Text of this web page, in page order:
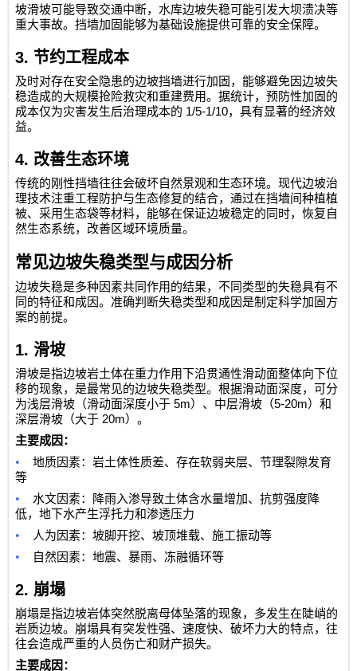
坡滑坡可能导致交通中断，水库边坡失稳可能引发大坝溃决等
重大事故。挡墙加固能够为基础设施提供可靠的安全保障。
3. 节约工程成本
及时对存在安全隐患的边坡挡墙进行加固，能够避免因边坡失
稳造成的大规模抢险救灾和重建费用。据统计，预防性加固的
成本仅为灾害发生后治理成本的 1/5-1/10，具有显著的经济效
益。
4. 改善生态环境
传统的刚性挡墙往往会破坏自然景观和生态环境。现代边坡治
理技术注重工程防护与生态修复的结合，通过在挡墙间种植植
被、采用生态袋等材料，能够在保证边坡稳定的同时，恢复自
然生态系统，改善区域环境质量。
常见边坡失稳类型与成因分析
边坡失稳是多种因素共同作用的结果，不同类型的失稳具有不
同的特征和成因。准确判断失稳类型和成因是制定科学加固方
案的前提。
1.滑坡
滑坡是指边坡岩土体在重力作用下沿贯通性滑动面整体向下位
移的现象，是最常见的边坡失稳类型。根据滑动面深度，可分
为浅层滑坡（滑动面深度小于 5m）、中层滑坡（5-20m）和
深层滑坡（大于 20m）。
主要成因：
•
地质因素：岩土体性质差、存在软弱夹层、节理裂隙发育
等
•
水文因素：降雨入渗导致土体含水量增加、抗剪强度降
低，地下水产生浮托力和渗透压力
• 人为因素：坡脚开挖、坡顶堆载、施工振动等
• 自然因素：地震、暴雨、冻融循环等
2.崩塌
崩塌是指边坡岩体突然脱离母体坠落的现象，多发生在陡峭的
岩质边坡。崩塌具有突发性强、速度快、破坏力大的特点，往
往会造成严重的人员伤亡和财产损失。
主要成因：